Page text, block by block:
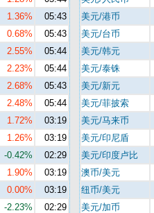
1.36%
05:43
0.68%
05:43
2.55%
05:44
2.23%
05:44
2.68%
05:43
2.48%
05:44
1.72%
03:19
1.26%
03:19
-0.42%
02:29
1.90%
03:19
0.00%
03:19
-2.23%
02:29
美元/港币
美元/台币
美元/韩元
美元/泰铢
美元/新元
美元/菲披索
美元/马来币
美元/印尼盾
美元/印度卢比
澳币/美元
纽币/美元
美元/加币